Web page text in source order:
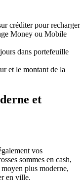
créditer pour recharger
Money ou Mobile
dans portefeuille
et le montant de la
et
vos
sommes en cash,
moyen plus moderne,
en ville.